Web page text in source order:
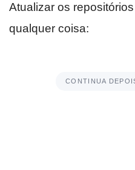
Atualizar os
qualquer coisa:
CONTINUA